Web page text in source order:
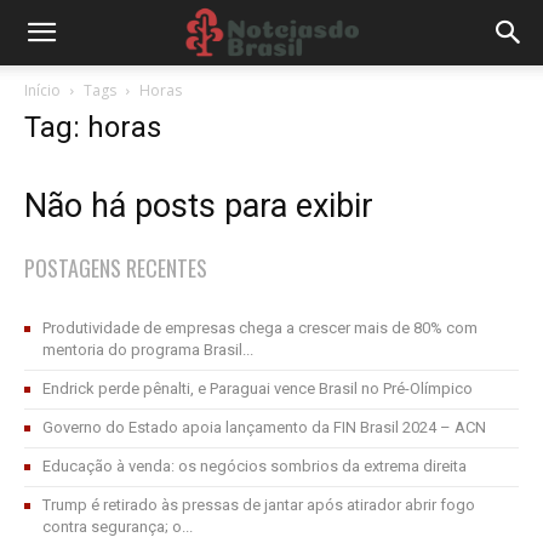
Início Tags Horas
Tag: horas
Não há posts para exibir
POSTAGENS RECENTES
Produtividade de empresas chega a crescer mais de 80% com
mentoria do programa Brasil...
Endrick perde pênalti, e Paraguai vence Brasil no Pré-Olímpico
Governo do Estado apoia lançamento da FIN Brasil 2024 – ACN
Educação à venda: os negócios sombrios da extrema direita
Trump é retirado às pressas de jantar após atirador abrir fogo
contra segurança; o...